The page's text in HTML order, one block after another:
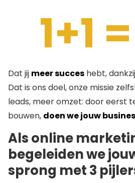
1+1
Dat jij meer succes hebt,
Dat is ons doel, onze missie
leads, meer omzet: door eerst
bouwen, doen we jouw
Als online
begeleiden we
sprong met 3